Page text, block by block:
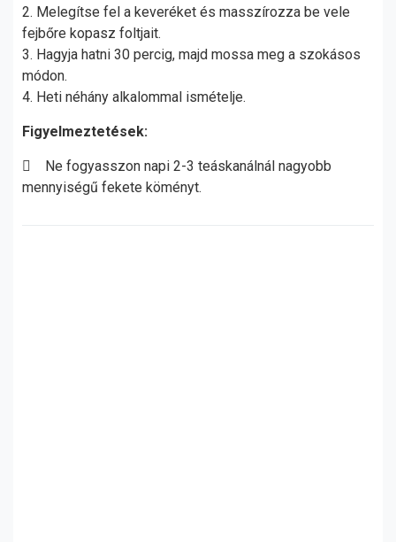
2. Melegítse fel a keveréket és masszírozza be vele
fejbőre kopasz foltjait.
3. Hagyja hatni 30 percig, majd mossa meg a szokásos
módon.
4. Heti néhány alkalommal ismételje.
Figyelmeztetések:
 Ne fogyasszon napi 2-3 teáskanálnál nagyobb
mennyiségű fekete köményt.